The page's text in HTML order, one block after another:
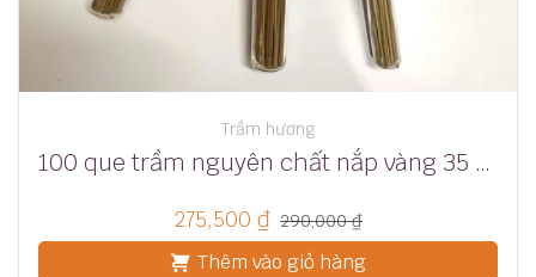
Trầm hương
100 que trầm nguyên chất nắp vàng 35 phút
275,500 ₫ 290,000₫
Thêm vào giỏ hàng